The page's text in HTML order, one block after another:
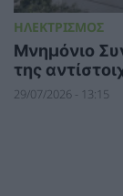
ΗΛΕΚΤΡΙΣΜΟΣ
Μνημόνιο
της
29/07/2026 - 13:15